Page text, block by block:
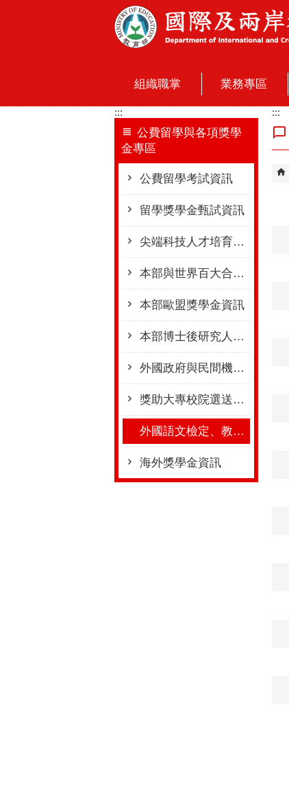
跳到主要內容區塊
組織職掌 業務專區
:::
公費留學與各項獎學
金專區
公費留學考試資訊
留學獎學金甄試資訊
尖端科技人才培育獎學金甄試資訊(已停辦)
本部與世界百大合作設置獎學金甄選資訊
本部歐盟獎學金資訊
本部博士後研究人員獎助計畫(已停辦)
外國政府與民間機構留學獎學金資訊
獎助大專校院選送學生出國研修或海外專業實習計畫(學海計畫系列)
外國語文檢定、教育展及其他留學宣導資訊
海外獎學金資訊
:::